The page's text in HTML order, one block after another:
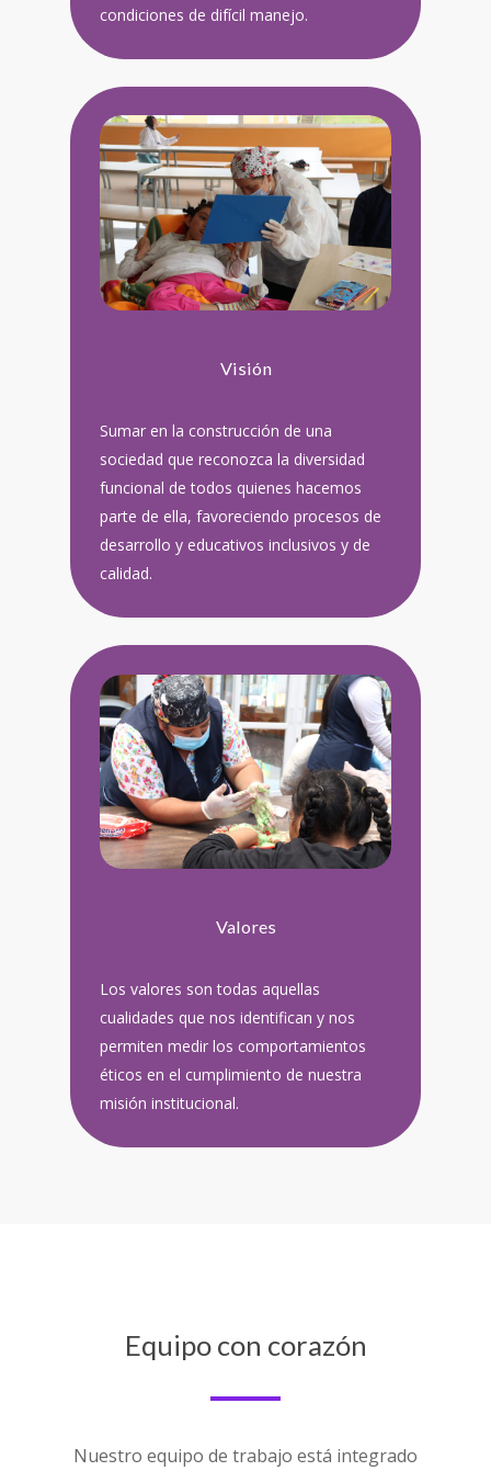
condiciones de difícil manejo.
Visión
Sumar en la construcción de una
sociedad que reconozca la diversidad
funcional de todos quienes hacemos
parte de ella, favoreciendo procesos de
desarrollo y educativos inclusivos y de
calidad.
Valores
Los valores son todas aquellas
cualidades que nos identifican y nos
permiten medir los comportamientos
éticos en el cumplimiento de nuestra
misión institucional.
Equipo con corazón
Nuestro equipo de trabajo está integrado